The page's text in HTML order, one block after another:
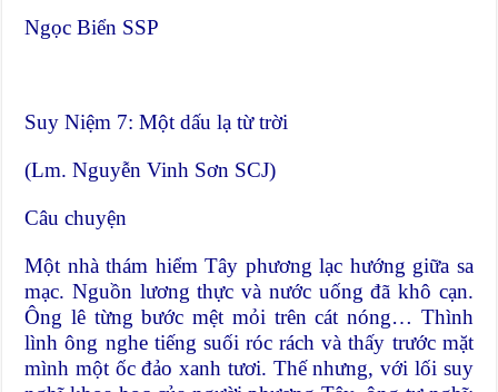
Ngọc Biển SSP
Suy Niệm 7: Một dấu lạ từ trời
(Lm. Nguyễn Vinh Sơn SCJ)
Câu chuyện
Một nhà thám hiểm Tây phương lạc hướng giữa sa
mạc. Nguồn lương thực và nước uống đã khô cạn.
Ông lê từng bước mệt mỏi trên cát nóng… Thình
lình ông nghe tiếng suối róc rách và thấy trước mặt
mình một ốc đảo xanh tươi. Thế nhưng, với lối suy